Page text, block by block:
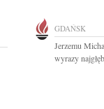
GDAŃSK
Jerzemu
wyrazy